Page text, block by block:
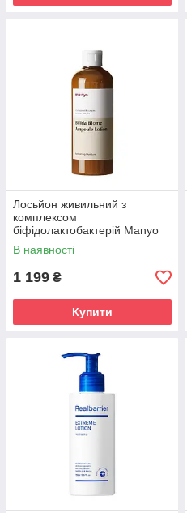
Лосьйон живильний з
комплексом
біфідолактобактерій Manyo
Bifida Biome Ampoule Lotion
300 ml
В наявності
1 199 ₴
Купити